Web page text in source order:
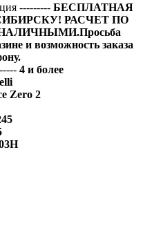
--------- БЕСПЛАТНАЯ
РАСЧЕТ ПО
и возможность заказа
4 и более
Zero 2